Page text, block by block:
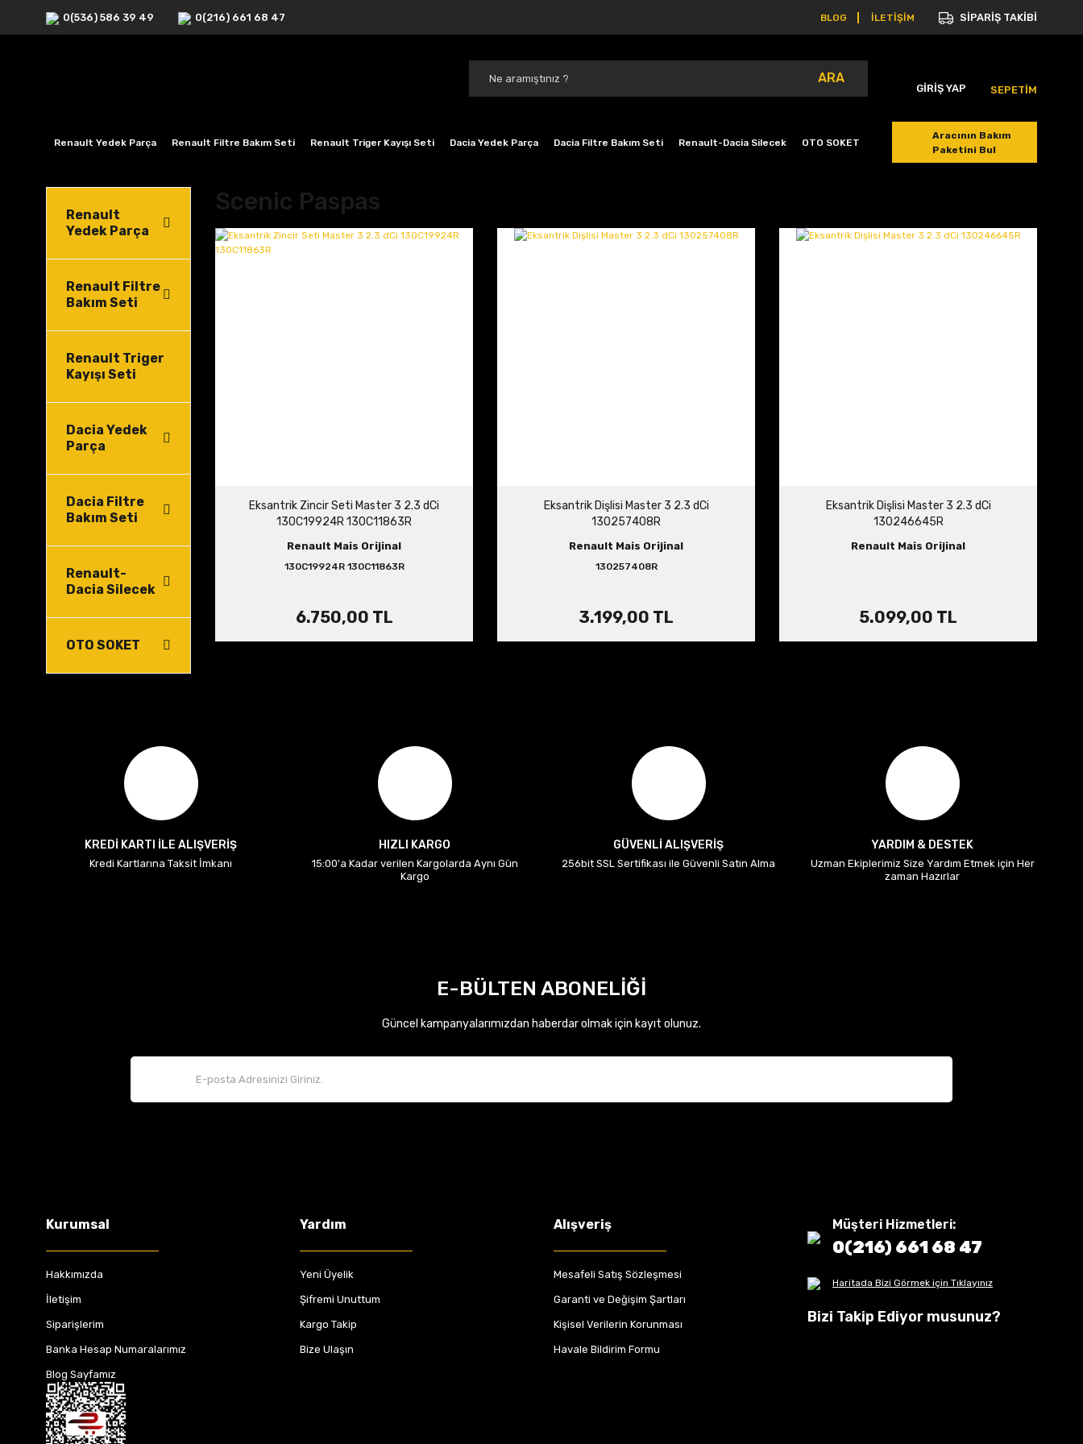
0(536) 586 39 49 0(216) 661 68 47 BLOG İLETİŞİM SİPARİŞ TAKİBİ
ARA
GİRİŞ YAP SEPETİM
Renault Yedek Parça Renault Filtre Bakım Seti Renault Triger Kayışı Seti Dacia Yedek Parça Dacia Filtre Bakım Seti Renault-Dacia Silecek OTO SOKET
Aracının Bakım
Paketini Bul
Renault
Yedek Parça
Renault Filtre
Bakım Seti
Renault Triger
Kayışı Seti
Dacia Yedek
Parça
Dacia Filtre
Bakım Seti
Renault-
Dacia Silecek
OTO SOKET
Scenic Paspas
Eksantrik Zincir Seti Master 3 2.3 dCi
130C19924R 130C11863R
Renault Mais Orijinal
130C19924R 130C11863R
6.750,00 TL
Eksantrik Dişlisi Master 3 2.3 dCi
130257408R
Renault Mais Orijinal
130257408R
3.199,00 TL
Eksantrik Dişlisi Master 3 2.3 dCi
130246645R
Renault Mais Orijinal
5.099,00 TL
KREDİ KARTI İLE ALIŞVERİŞ
Kredi Kartlarına Taksit İmkanı
HIZLI KARGO
15:00'a Kadar verilen Kargolarda Aynı Gün
Kargo
GÜVENLİ ALIŞVERİŞ
256bit SSL Sertifikası ile Güvenli Satın Alma
YARDIM & DESTEK
Uzman Ekiplerimiz Size Yardım Etmek için Her
zaman Hazırlar
E-BÜLTEN ABONELİĞİ
Güncel kampanyalarımızdan haberdar olmak için kayıt olunuz.
Kurumsal
Hakkımızda
İletişim
Siparişlerim
Banka Hesap Numaralarımız
Blog Sayfamız
Yardım
Yeni Üyelik
Şifremi Unuttum
Kargo Takip
Bize Ulaşın
Alışveriş
Mesafeli Satış Sözleşmesi
Garanti ve Değişim Şartları
Kişisel Verilerin Korunması
Havale Bildirim Formu
Müşteri Hizmetleri:
0(216) 661 68 47
Haritada Bizi Görmek için Tıklayınız
Bizi Takip Ediyor musunuz?